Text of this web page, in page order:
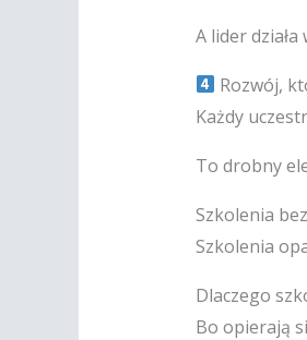
A lider działa
Rozwój,
Każdy
To drobny
Szkolenia
Szkolenia
Dlaczego
Bo opierają